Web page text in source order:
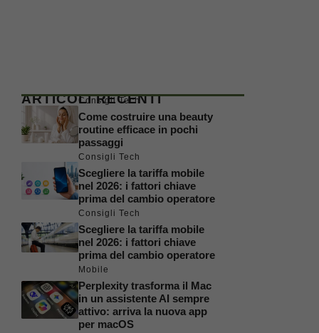
ARTICOLI RECENTI
Consigli Tech
Come costruire una beauty
routine efficace in pochi
passaggi
Consigli Tech
Scegliere la tariffa mobile
nel 2026: i fattori chiave
prima del cambio operatore
Consigli Tech
Scegliere la tariffa mobile
nel 2026: i fattori chiave
prima del cambio operatore
Mobile
Perplexity trasforma il Mac
in un assistente AI sempre
attivo: arriva la nuova app
per macOS